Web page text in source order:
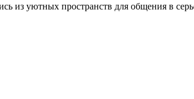
из уютных пространств для общения в